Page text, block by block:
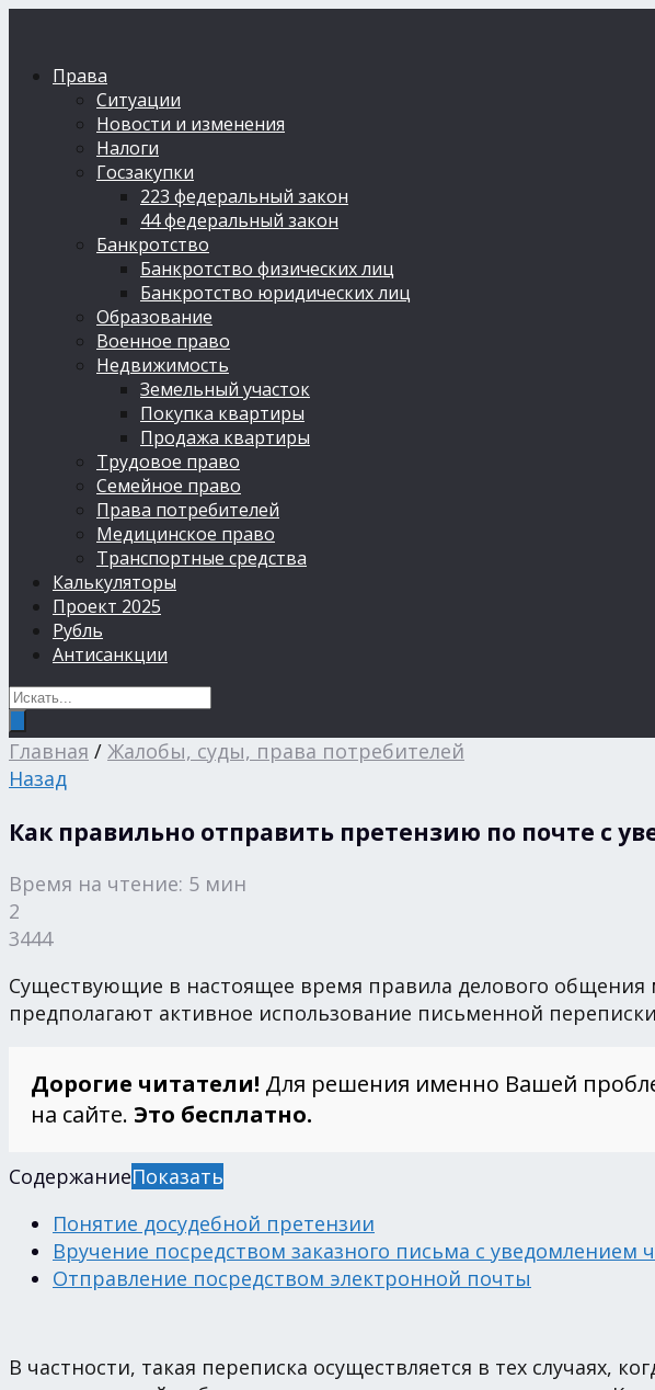
Права
Ситуации
Новости и изменения
Налоги
Госзакупки
223 федеральный закон
44 федеральный закон
Банкротство
Банкротство физических лиц
Банкротство юридических лиц
Образование
Военное право
Недвижимость
Земельный участок
Покупка квартиры
Продажа квартиры
Трудовое право
Семейное право
Права потребителей
Медицинское право
Транспортные средства
Калькуляторы
Проект 2025
Рубль
Антисанкции
Главная / Жалобы, суды, права потребителей
Назад
Как правильно отправить претензию по почте с
Время на чтение: 5 мин
2
3444
Существующие в настоящее время правила делового
предполагают активное использование письменной
Дорогие читатели! Для решения именно Вашей
на сайте. Это бесплатно.
СодержаниеПоказать
Понятие досудебной претензии
Вручение посредством заказного письма с уведомлением
Отправление посредством электронной почты
В частности, такая переписка осуществляется в тех случаях,